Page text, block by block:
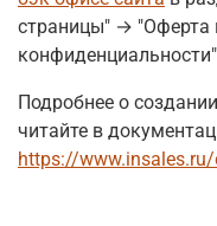
страницы" → "Оферта
конфиденциальности"
Подробнее о
читайте в
https://